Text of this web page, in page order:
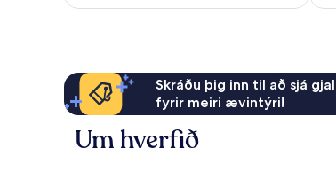
Skráðu þig inn til að sjá
fyrir meiri ævintýri!
Um hverfið